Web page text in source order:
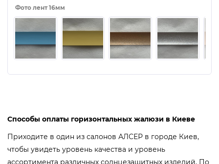
Фото лент 16мм
Способы оплаты горизонтальных жалюзи в Киеве
Приходите в один из салонов АЛСЕР в городе Киев,
чтобы увидеть уровень качества и уровень
ассортимента различных солнцезащитных изделий. По